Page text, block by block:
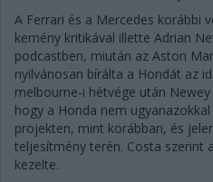
A Ferrari és a Mercedes korábbi
kemény kritikával illette Adrian
podcastben, miután az Aston
nyilvánosan bírálta a Hondát az
melbourne-i hétvége után
hogy a Honda nem
projekten, mint korábban, és
teljesítmény terén. Costa szerint
kezelte.